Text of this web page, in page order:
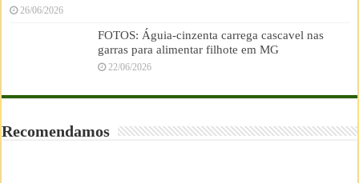
26/06/2026
FOTOS: Águia-cinzenta carrega cascavel nas
garras para alimentar filhote em MG
22/06/2026
Recomendamos